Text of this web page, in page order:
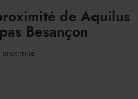
de Aquilus
Besançon
proximité